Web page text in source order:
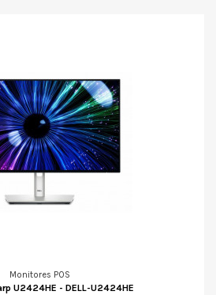
Monitores POS
U2424HE - DELL-U2424HE